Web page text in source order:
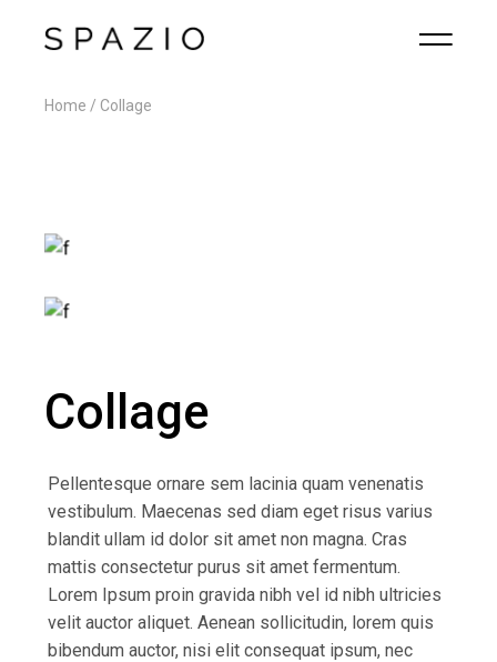
Home Collage
Collage
Pellentesque ornare sem lacinia quam venenatis
vestibulum. Maecenas sed diam eget risus varius
blandit ullam id dolor sit amet non magna. Cras
mattis consectetur purus sit amet fermentum.
Lorem Ipsum proin gravida nibh vel id nibh ultricies
velit auctor aliquet. Aenean sollicitudin, lorem quis
bibendum auctor, nisi elit consequat ipsum, nec